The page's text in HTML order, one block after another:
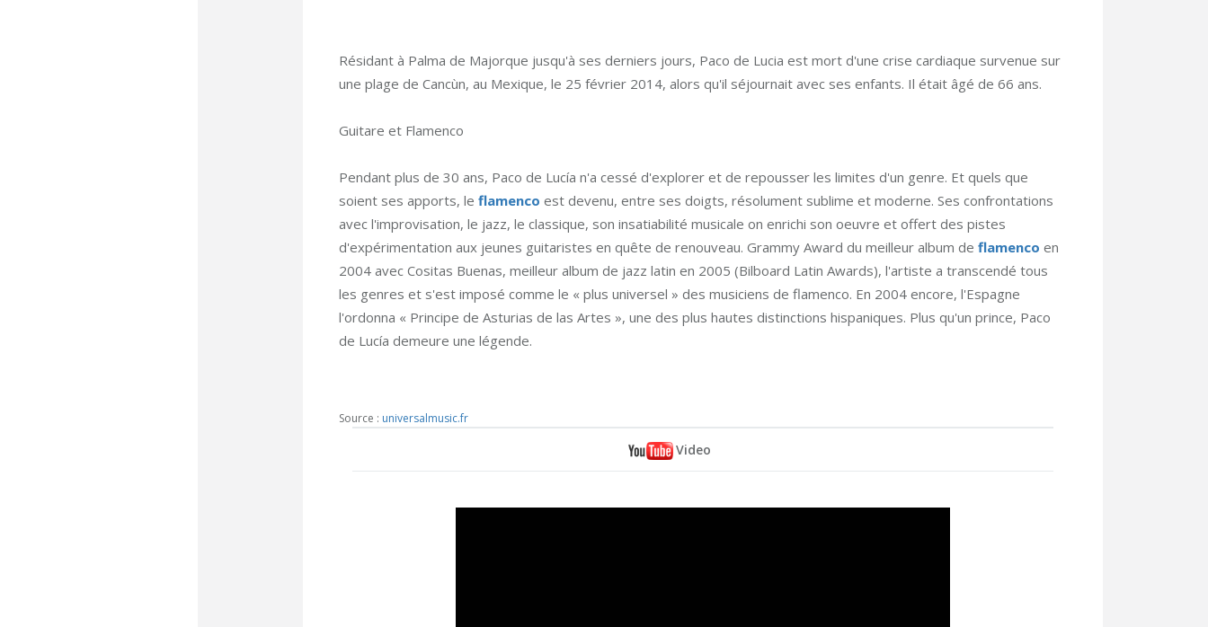
Résidant à Palma de Majorque jusqu'à ses derniers jours, Paco de Lucia est mort d'une crise cardiaque survenue sur
une plage de Cancùn, au Mexique, le 25 février 2014, alors qu'il séjournait avec ses enfants. Il était âgé de 66 ans.
Guitare et Flamenco
Pendant plus de 30 ans, Paco de Lucía n'a cessé d'explorer et de repousser les limites d'un genre. Et quels que
soient ses apports, le flamenco est devenu, entre ses doigts, résolument sublime et moderne. Ses confrontations
avec l'improvisation, le jazz, le classique, son insatiabilité musicale on enrichi son oeuvre et offert des pistes
d'expérimentation aux jeunes guitaristes en quête de renouveau. Grammy Award du meilleur album de flamenco en
2004 avec Cositas Buenas, meilleur album de jazz latin en 2005 (Bilboard Latin Awards), l'artiste a transcendé tous
les genres et s'est imposé comme le « plus universel » des musiciens de flamenco. En 2004 encore, l'Espagne
l'ordonna « Principe de Asturias de las Artes », une des plus hautes distinctions hispaniques. Plus qu'un prince, Paco
de Lucía demeure une légende.
Source : universalmusic.fr
Video